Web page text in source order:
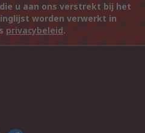
u aan ons verstrekt bij het
worden verwerkt in
privacybeleid.